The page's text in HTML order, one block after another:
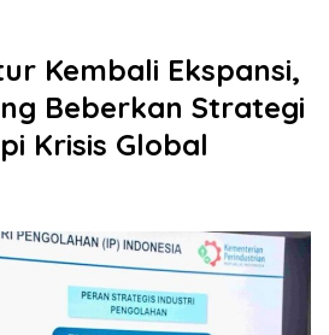
Kembali Ekspansi,
Beberkan Strategi
Krisis Global